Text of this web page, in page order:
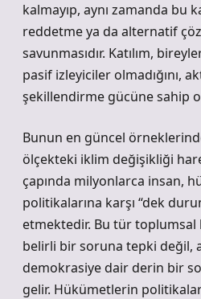
kalmayıp, aynı zamanda bu
reddetme ya da alternatif
savunmasıdır. Katılım,
pasif izleyiciler olmadığını,
şekillendirme gücüne sahip
Bunun en güncel
ölçekteki iklim değişikliği
çapında milyonlarca insan,
politikalarına karşı “dek
etmektedir. Bu tür toplumsal
belirli bir soruna tepki değil,
demokrasiye dair derin bir
gelir. Hükümetlerin